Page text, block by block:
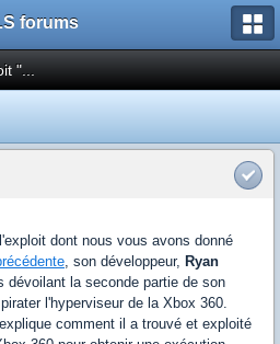
forums
"...
dont nous vous avons donné
, son développeur, Ryan
dévoilant la seconde partie de son
l'hyperviseur de la Xbox 360.
comment il a trouvé et exploité